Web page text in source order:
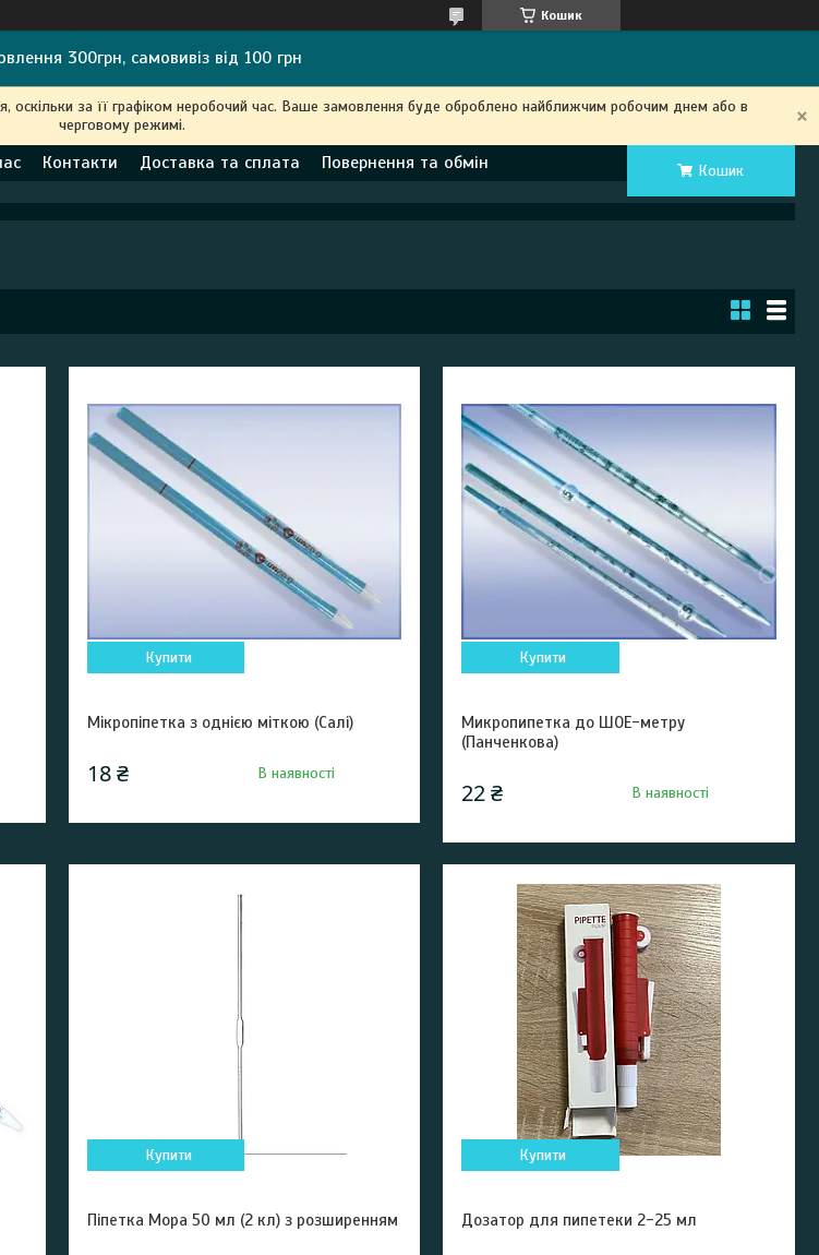
Кошик
300грн, самовивіз від 100 грн
за її графіком неробочий час. Ваше замовлення буде оброблено найближчим робочим днем ​​або в
черговому режимі.
Контакти Доставка та сплата Повернення та обмін Кошик
Купити
Мікропіпетка з однією міткою (Салі)
18 ₴ В наявності
Купити
Микропипетка до ШОЕ-метру
(Панченкова)
22 ₴ В наявності
Купити
Піпетка Мора 50 мл (2 кл) з розширенням
Купити
Дозатор для пипетеки 2-25 мл